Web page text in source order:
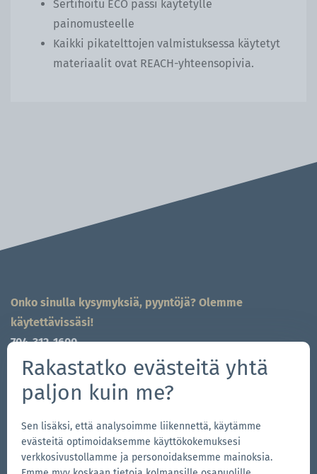
Sertifioitu ECO passi käytetylle
painomusteelle
Kaikki pikatelttojen valmistuksessa käytetyt
materiaalit ovat REACH-yhteensopivia.
Onko sinulla kysymyksiä, pyyntöjä? Olemme
käytettävissäsi!
704-312-1600
global@zingerle.group
Follow us
Siirry
Facebook-
sivullemme
Siirry
Instagram-
sivullemme
Seuraa
meitä
YouTubessa
Siirry
LinkedIn-
sivullemme
Rakastatko evästeitä yhtä
paljon kuin me?
Sen lisäksi, että analysoimme liikennettä, käytämme
evästeitä optimoidaksemme käyttökokemuksesi
verkkosivustollamme ja personoidaksemme mainoksia.